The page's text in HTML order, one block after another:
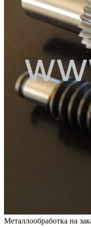
Металлообработка на